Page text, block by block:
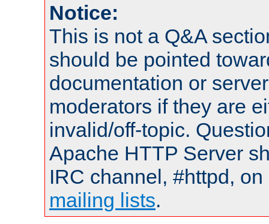
Notice:
This is not a Q&A
should be pointed
documentation or
moderators if they are
invalid/off-topic.
Apache HTTP Server
IRC channel, #httpd,
mailing lists.